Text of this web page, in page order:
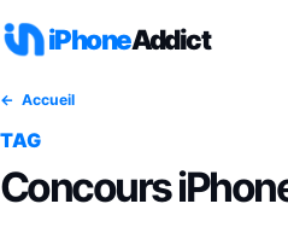
iPhoneAddict
Accueil
TAG
Concours